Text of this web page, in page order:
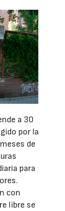
a 30
por la
de
para
con
libre se